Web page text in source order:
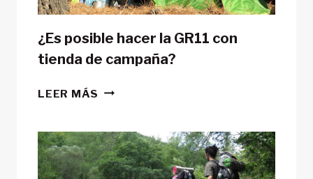
¿Es posible hacer la GR11 con
tienda de campaña?
LEER MÁS ¿ES
LA
GR11
CON